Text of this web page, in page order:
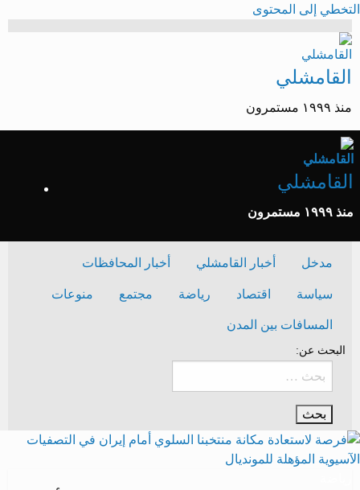
التخطي إلى المحتوى
القامشلي
منذ ١٩٩٩ مستمرون
القامشلي
منذ ١٩٩٩ مستمرون
مدخل أخبار القامشلي أخبار المحافظات
سياسة اقتصاد رياضة مجتمع منوعات
المسافات بين المدن
البحث عن: